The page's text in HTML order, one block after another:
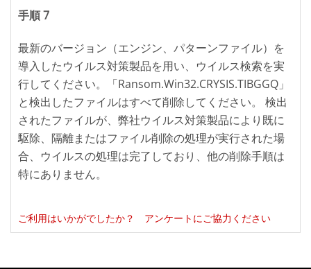
手順 7
最新のバージョン（エンジン、パターンファイル）を
導入したウイルス対策製品を用い、ウイルス検索を実
行してください。「Ransom.Win32.CRYSIS.TIBGGQ」
と検出したファイルはすべて削除してください。 検出
されたファイルが、弊社ウイルス対策製品により既に
駆除、隔離またはファイル削除の処理が実行された場
合、ウイルスの処理は完了しており、他の削除手順は
特にありません。
ご利用はいかがでしたか？ アンケートにご協力ください